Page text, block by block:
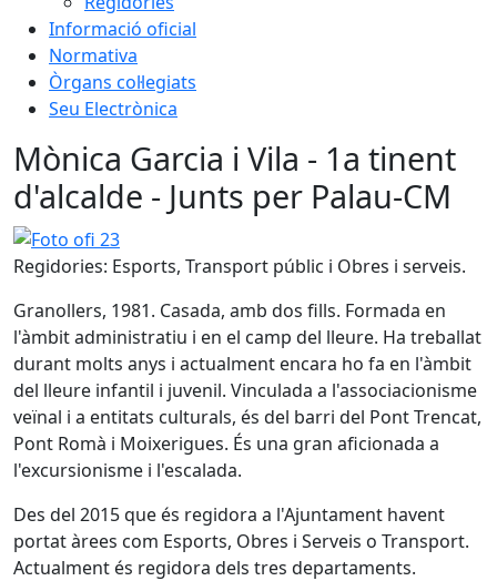
Informació oficial
Normativa
Òrgans col·legiats
Seu Electrònica
Mònica Garcia i Vila - 1a tinent
d'alcalde - Junts per Palau-CM
Foto ofi 23
Regidories: Esports, Transport públic i Obres i serveis.
Granollers, 1981. Casada, amb dos fills. Formada en
l'àmbit administratiu i en el camp del lleure. Ha treballat
durant molts anys i actualment encara ho fa en l'àmbit
del lleure infantil i juvenil. Vinculada a l'associacionisme
veïnal i a entitats culturals, és del barri del Pont Trencat,
Pont Romà i Moixerigues. És una gran aficionada a
l'excursionisme i l'escalada.
Des del 2015 que és regidora a l'Ajuntament havent
portat àrees com Esports, Obres i Serveis o Transport.
Actualment és regidora dels tres departaments.